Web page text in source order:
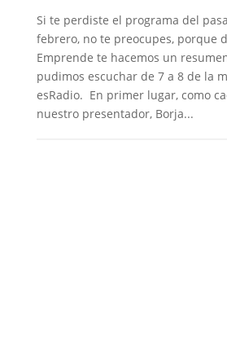
Si te perdiste el programa del
febrero, no te preocupes, porque
Emprende te hacemos un
pudimos escuchar de 7 a 8 de la
esRadio. En primer lugar, como
nuestro presentador, Borja...